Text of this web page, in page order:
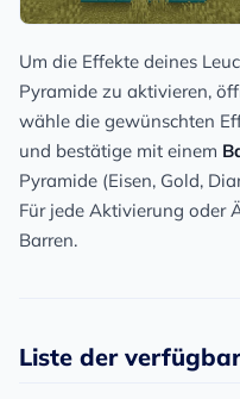
Um die Effekte deines
Pyramide zu aktivieren,
wähle die gewünschten
und bestätige mit einem
Pyramide (Eisen, Gold,
Für jede Aktivierung oder
Barren.
Liste der